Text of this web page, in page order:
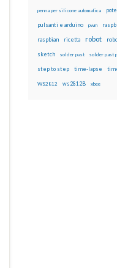
penna per silicone automatica
pulsanti e arduino pwm
raspbian ricetta robot
sketch solder past solder past
step to step time-lapse
WS2812 ws2812B xbee